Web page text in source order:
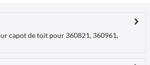
capot de toit pour 360821, 360961,